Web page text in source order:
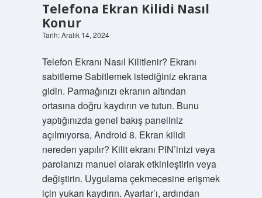
Telefona Ekran Kilidi Nasıl
Konur
Tarih: Aralık 14, 2024
Telefon Ekranı Nasıl Kilitlenir? Ekranı
sabitleme Sabitlemek istediğiniz ekrana
gidin. Parmağınızı ekranın altından
ortasına doğru kaydırın ve tutun. Bunu
yaptığınızda genel bakış paneliniz
açılmıyorsa, Android 8. Ekran kilidi
nereden yapılır? Kilit ekranı PIN’inizi veya
parolanızı manuel olarak etkinleştirin veya
değiştirin. Uygulama çekmecesine erişmek
için yukarı kaydırın. Ayarlar’ı, ardından